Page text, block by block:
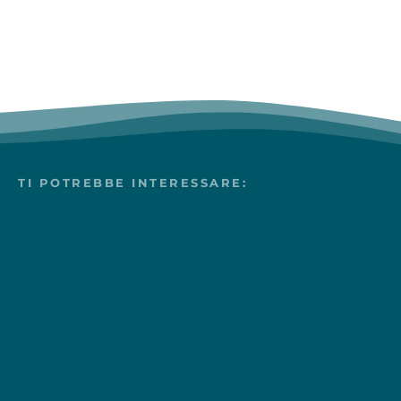
TI POTREBBE INTERESSARE: